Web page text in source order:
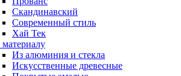
Скандинавский
Современный стиль
Хай Тек
Из алюминия и стекла
Искусственные древесные